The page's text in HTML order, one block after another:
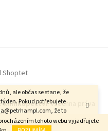
tohoto webu vyjadřujete
ale občas se stane, že
Pokud potřebujete
že to
Shoptet
knihkupectví. Všechna práva